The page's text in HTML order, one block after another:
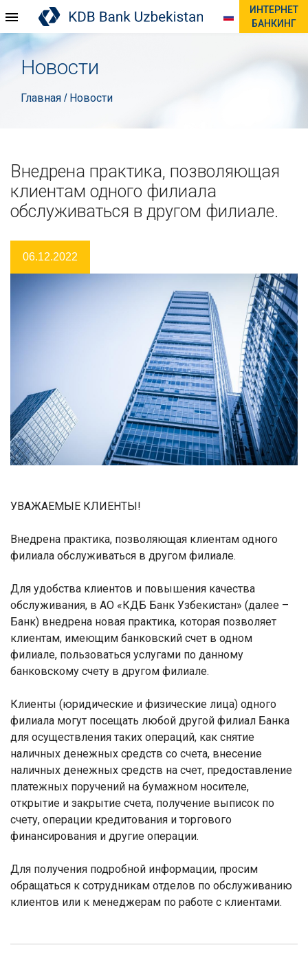
ИНТЕРНЕТ
БАНКИНГ
Новости
Главная / Новости
Внедрена практика, позволяющая
клиентам одного филиала
обслуживаться в другом филиале.
06.12.2022
УВАЖАЕМЫЕ КЛИЕНТЫ!
Внедрена практика, позволяющая клиентам одного
филиала обслуживаться в другом филиале.
Для удобства клиентов и повышения качества
обслуживания, в АО «КДБ Банк Узбекистан» (далее –
Банк) внедрена новая практика, которая позволяет
клиентам, имеющим банковский счет в одном
филиале, пользоваться услугами по данному
банковскому счету в другом филиале.
Клиенты (юридические и физические лица) одного
филиала могут посещать любой другой филиал Банка
для осуществления таких операций, как снятие
наличных денежных средств со счета, внесение
наличных денежных средств на счет, предоставление
платежных поручений на бумажном носителе,
открытие и закрытие счета, получение выписок по
счету, операции кредитования и торгового
финансирования и другие операции.
Для получения подробной информации, просим
обращаться к сотрудникам отделов по обслуживанию
клиентов или к менеджерам по работе с клиентами.